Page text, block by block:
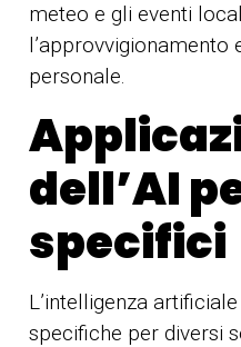
meteo e gli eventi
l’approvvigionamento
personale.
dell’AI
specifici
L’intelligenza
specifiche per diversi